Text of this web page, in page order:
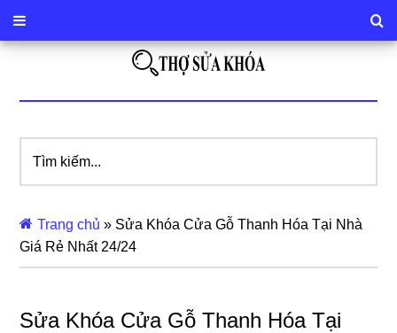
kiếm...
Trang chủ » Sửa Khóa Cửa Gỗ Thanh Hóa Tại Nhà
Giá Rẻ Nhất 24/24
Sửa Khóa Cửa Gỗ Thanh Hóa Tại